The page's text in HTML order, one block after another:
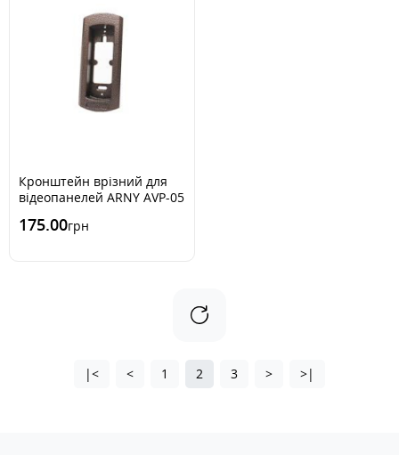
Кронштейн врізний для
відеопанелей ARNY AVP-05
175.00грн
|< < 1 2 3 > >|